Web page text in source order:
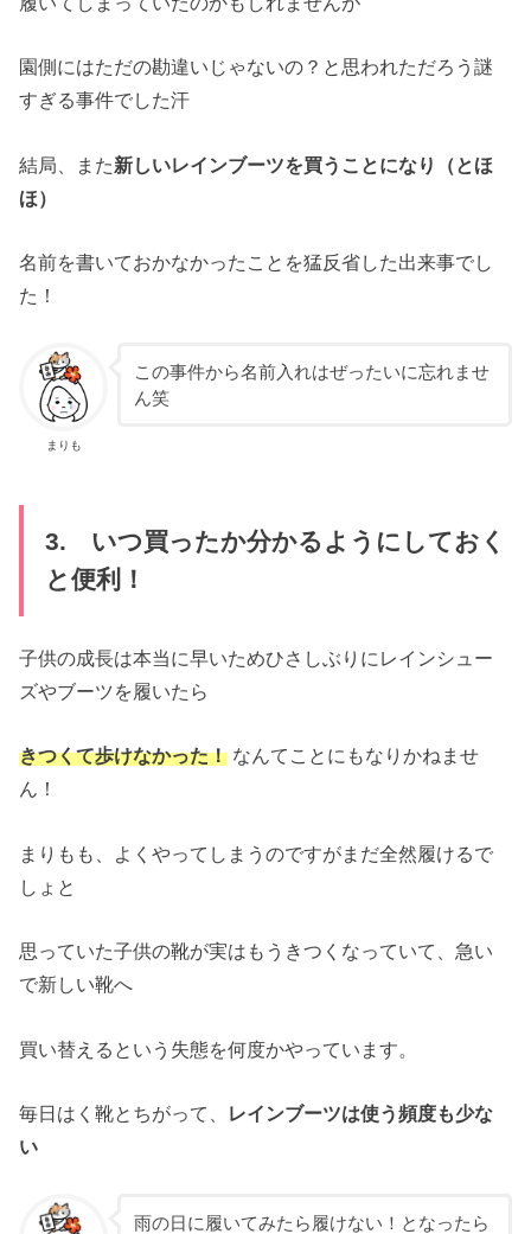
園側にはただの勘違いじゃないの？と思われただろう謎
すぎる事件でした汗
結局、また新しいレインブーツを買うことになり（とほ
ほ）
名前を書いておかなかったことを猛反省した出来事でし
た！
まりも
この事件から名前入れはぜったいに忘れませ
ん笑
3. いつ買ったか分かるようにしておく
と便利！
子供の成長は本当に早いためひさしぶりにレインシュー
ズやブーツを履いたら
きつくて歩けなかった！ なんてことにもなりかねませ
ん！
まりもも、よくやってしまうのですがまだ全然履けるで
しょと
思っていた子供の靴が実はもうきつくなっていて、急い
で新しい靴へ
買い替えるという失態を何度かやっています。
毎日はく靴とちがって、 レインブーツは使う頻度も少な
い
雨の日に履いてみたら履けない！となったら